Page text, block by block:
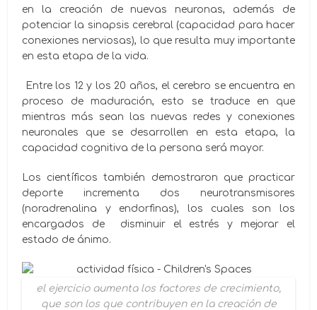
en la creación de nuevas neuronas, además de
potenciar la sinapsis cerebral (capacidad para hacer
conexiones nerviosas), lo que resulta muy importante
en esta etapa de la vida.
Entre los 12 y los 20 años, el cerebro se encuentra en
proceso de maduración, esto se traduce en que
mientras más sean las nuevas redes y conexiones
neuronales que se desarrollen en esta etapa, la
capacidad cognitiva de la persona será mayor.
Los científicos también demostraron que practicar
deporte incrementa dos neurotransmisores
(noradrenalina y endorfinas), los cuales son los
encargados de disminuir el estrés y mejorar el
estado de ánimo.
el ejercicio aumenta los factores de crecimiento,
que son los que contribuyen en la creación de